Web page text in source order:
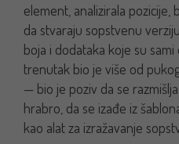
element, analizirala pozicije,
da stvaraju sopstvenu
boja i dodataka koje su sami
trenutak bio je više od
— bio je poziv da se
hrabro, da se izađe iz
kao alat za izražavanje